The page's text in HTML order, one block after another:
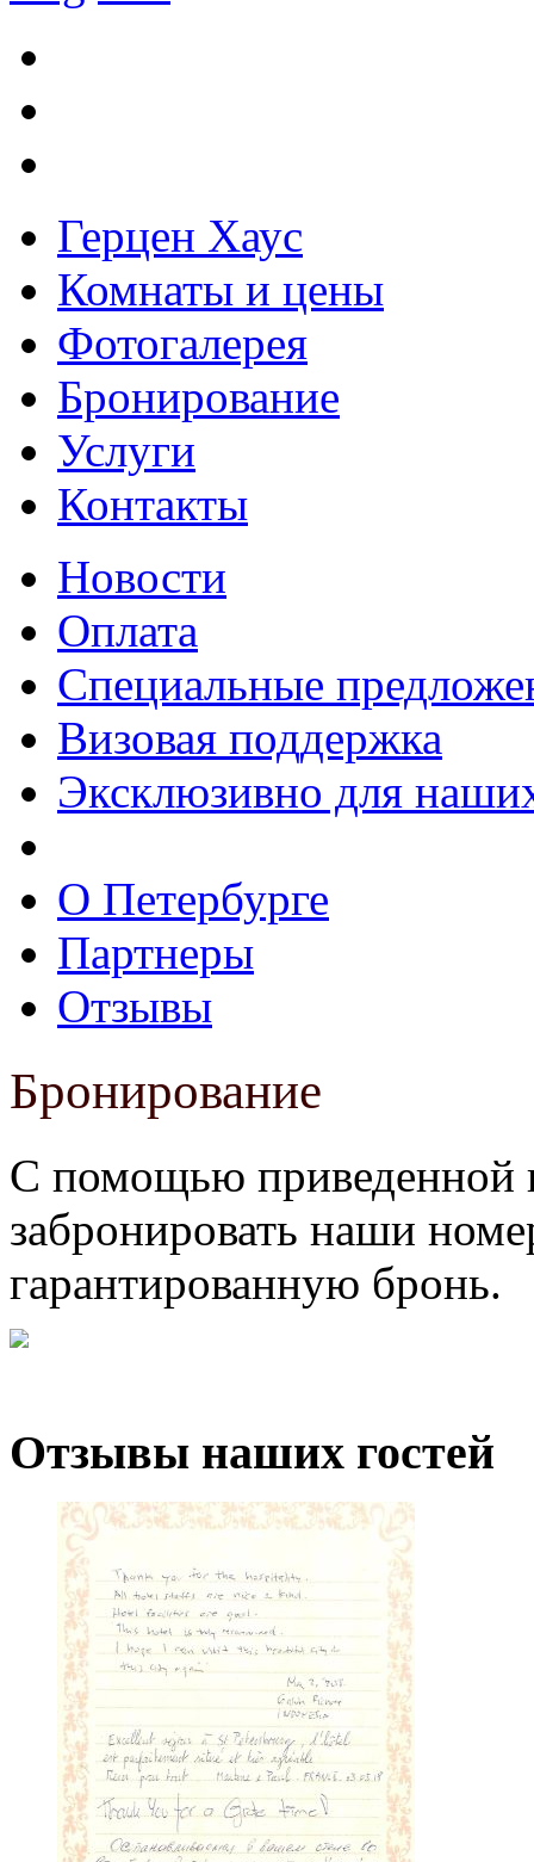
Герцен Хаус
Комнаты и цены
Фотогалерея
Бронирование
Услуги
Контакты
Новости
Оплата
Специальные
Визовая поддержка
Эксклюзивно для
О Петербурге
Партнеры
Отзывы
Бронирование
С помощью
забронировать наши
гарантированную бронь.
Отзывы наших гостей